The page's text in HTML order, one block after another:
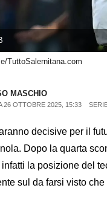
TuttoSalernitana.com
MASCHIO
26 OTTOBRE 2025, 15:33
decisive per il
Dopo la quarta
la posizione del
sul da farsi visto